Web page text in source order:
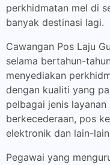
perkhidmatan mel di
banyak destinasi lagi.
Cawangan Pos Laju
selama bertahun-
menyediakan
dengan kualiti yang
pelbagai jenis
berkecederaan, pos
elektronik dan lain-
Pegawai yang